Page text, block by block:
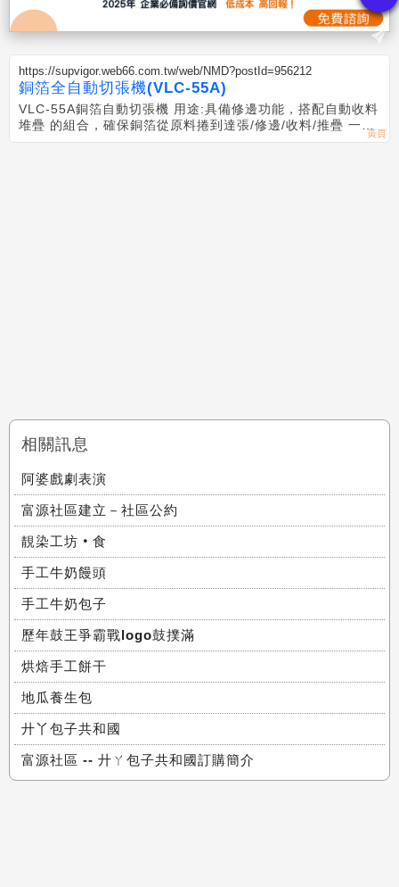
https://supvigor.web66.com.tw/web/NMD?postId=956212
銅箔全自動切張機(VLC-55A)
VLC-55A銅箔自動切張機 用途:具備修邊功能，搭配自動收料
堆疊 的組合，確保銅箔從原料捲到達張/修邊/收料/推疊 一次
性完整流程。
相關訊息
阿婆戲劇表演
富源社區建立－社區公約
靚染工坊‧食
手工牛奶饅頭
手工牛奶包子
歷年鼓王爭霸戰logo鼓撲滿
烘焙手工餅干
地瓜養生包
廾丫包子共和國
富源社區 -- 廾ㄚ包子共和國訂購簡介